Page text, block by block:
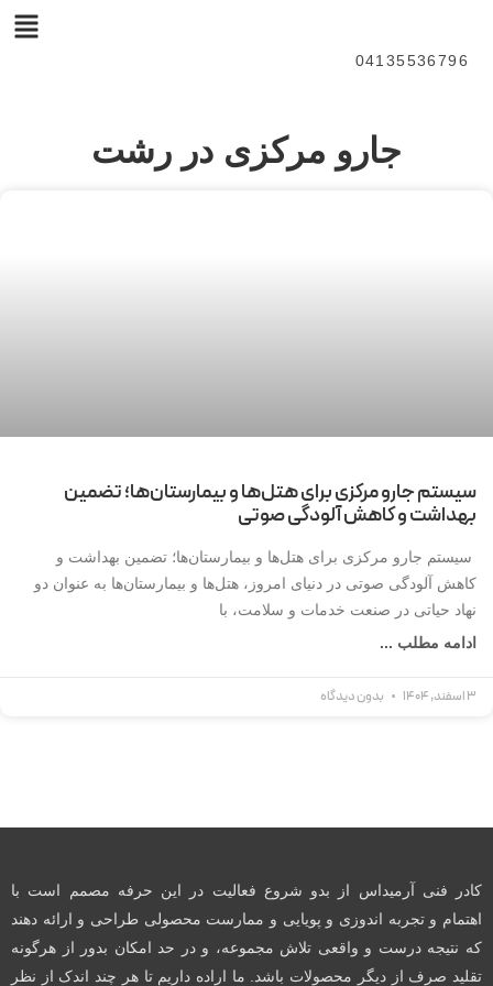
04135536796
جارو مرکزی در رشت
سیستم جارو مرکزی برای هتل‌ها و بیمارستان‌ها؛ تضمین
بهداشت و کاهش آلودگی صوتی
سیستم جارو مرکزی برای هتل‌ها و بیمارستان‌ها؛ تضمین بهداشت و
کاهش آلودگی صوتی در دنیای امروز، هتل‌ها و بیمارستان‌ها به عنوان دو
نهاد حیاتی در صنعت خدمات و سلامت، با
ادامه مطلب ...
3 اسفند, 1404 بدون دیدگاه
کادر فنی آرمیداس از بدو شروع فعالیت در این حرفه مصمم است با
اهتمام و تجربه اندوزی و پویایی و ممارست محصولی طراحی و ارائه دهند
که نتیجه درست و واقعی تلاش مجموعه، و در حد امکان بدور از هرگونه
تقلید صرف از دیگر محصولات باشد. ما اراده داریم تا هر چند اندک از نظر